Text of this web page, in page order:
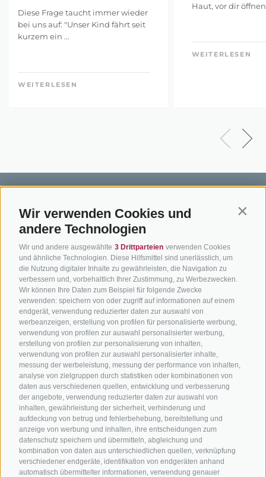
Wir verwenden Cookies und
andere Technologien
Wir und andere ausgewählte 3 Drittparteien verwenden Cookies
und ähnliche Technologien. Diese Hilfsmittel sind unerlässlich, um
die Nutzung digitaler Inhalte zu gewährleisten, die Navigation zu
verbessern und, vorbehaltlich Ihrer Zustimmung, zu Werbezwecken.
Wir können Ihre Daten zum Beispiel für folgende Zwecke
verwenden: speichern von oder zugriff auf informationen auf einem
endgerät, verwendung reduzierter daten zur auswahl von
werbeanzeigen, erstellung von profilen für personalisierte werbung,
verwendung von profilen zur auswahl personalisierter werbung,
erstellung von profilen zur personalisierung von inhalten,
verwendung von profilen zur auswahl personalisierter inhalte,
messung der werbeleistung, messung der performance von inhalten,
analyse von zielgruppen durch statistiken oder kombinationen von
daten aus verschiedenen quellen, entwicklung und verbesserung
der angebote, verwendung reduzierter daten zur auswahl von
inhalten, gewährleistung der sicherheit, verhinderung und
aufdeckung von betrug und fehlerbehebung, bereitstellung und
anzeige von werbung und inhalten, ihre entscheidungen zum
datenschutz speichern und übermitteln, abgleichung und
kombination von daten aus unterschiedlichen quellen, verknüpfung
verschiedener endgeräte, identifikation von endgeräten anhand
automatisch übermittelter informationen, verwendung genauer
Diese Frage taucht immer wieder
bei uns auf: "Unser Kind fährt seit
kurzem ein ...
WEITERLESEN
Haut, vor dir öffnen
WEITERLESEN
BIKEHOTELS
SÜDTIROL
Hotels & Pakete
Urlaubspakete
Unsere Gutscheine
Hot Deals
Bike & Work
BIKEN IN
SÜDTIROL
Mountainbiken in
Südtirol
Rennradfahren in
Südtirol
Radwege in Südtirol
Bikeshops & Verleihe
Bike-Schulen
Tourenzentrale
Kontakt
Anreise
Zum
info@bikehotels.it